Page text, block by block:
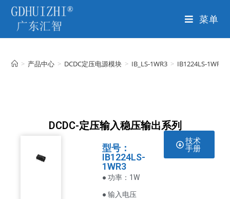
菜单
> 产品中心 > DCDC定压电源模块 > IB_LS-1WR3 > IB1224LS-1WR3
DCDC-定压输入稳压输出系列
型号：
IB1224LS-
1WR3
● 功率：1W
● 输入电压
技术
手册